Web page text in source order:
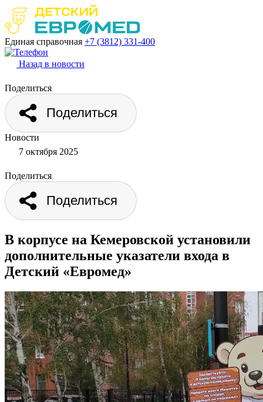
Единая справочная +7 (3812) 331-400
Назад в новости
Поделиться
Поделиться
Новости
7 октября 2025
Поделиться
Поделиться
В корпусе на Кемеровской установили
дополнительные указатели входа в
Детский «Евромед»